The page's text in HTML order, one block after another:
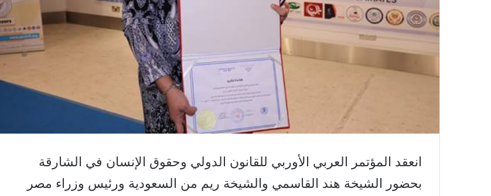
انعقد المؤتمر العربي الأوربي للقانون الدولي وحقوق الإنسان في الشارقة
بحضور الشيخة هند القاسمي والشيخة ريم من السعودية ورئيس وزراء مصر